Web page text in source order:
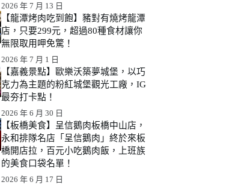
2026 年 7 月 13 日
【龍潭烤肉吃到飽】豬對有燒烤龍潭
店，只要299元，超過80種食材讓你
無限取用呷免驚！
2026 年 7 月 1 日
【嘉義景點】歐樂沃築夢城堡，以巧
克力為主題的粉紅城堡觀光工廠，IG
最夯打卡點！
2026 年 6 月 30 日
【板橋美食】呈信鵝肉板橋中山店，
永和排隊名店「呈信鵝肉」終於來板
橋開店拉，百元小吃鵝肉飯，上班族
的美食口袋名單！
2026 年 6 月 17 日